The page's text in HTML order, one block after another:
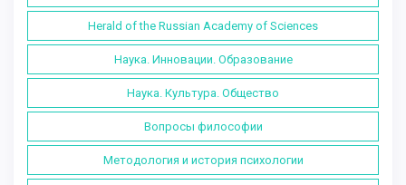
Herald of the Russian Academy of Sciences
Наука. Инновации. Образование
Наука. Культура. Общество
Вопросы философии
Методология и история психологии